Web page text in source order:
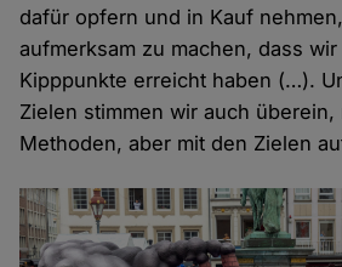
dafür opfern und in Kauf
aufmerksam zu machen, dass
Kipppunkte erreicht haben (…).
Zielen stimmen wir auch überein,
Methoden, aber mit den Zielen